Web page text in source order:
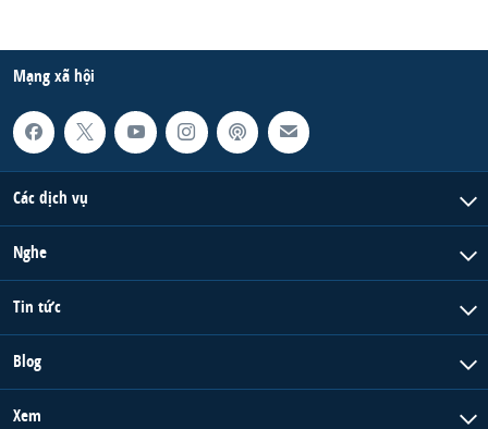
Mạng xã hội
Các dịch vụ
Nghe
Tin tức
Blog
Xem